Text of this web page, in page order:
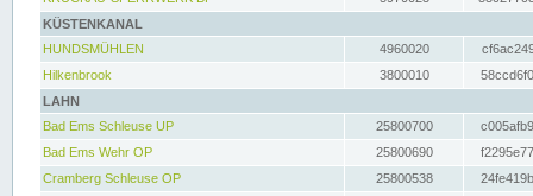
KÜSTENKANAL
HUNDSMÜHLEN
4960020
Hilkenbrook
3800010
LAHN
Bad Ems Schleuse UP
25800700
Bad Ems Wehr OP
25800690
Cramberg Schleuse OP
25800538